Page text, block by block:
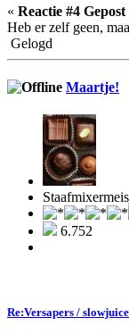
« Reactie #4 Gepost
Heb er zelf geen,
Gelogd
Maartje!
6.752
Re:Versapers /